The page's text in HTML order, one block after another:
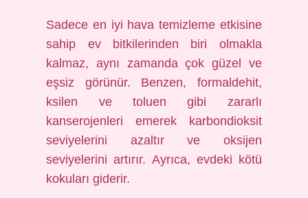
Sadece en iyi hava temizleme etkisine
sahip ev bitkilerinden biri olmakla
kalmaz, aynı zamanda çok güzel ve
eşsiz görünür. Benzen, formaldehit,
ksilen ve toluen gibi zararlı
kanserojenleri emerek karbondioksit
seviyelerini azaltır ve oksijen
seviyelerini artırır. Ayrıca, evdeki kötü
kokuları giderir.